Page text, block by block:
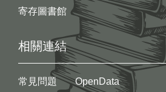
寄存圖書館
相關連結
常見問題
OpenData